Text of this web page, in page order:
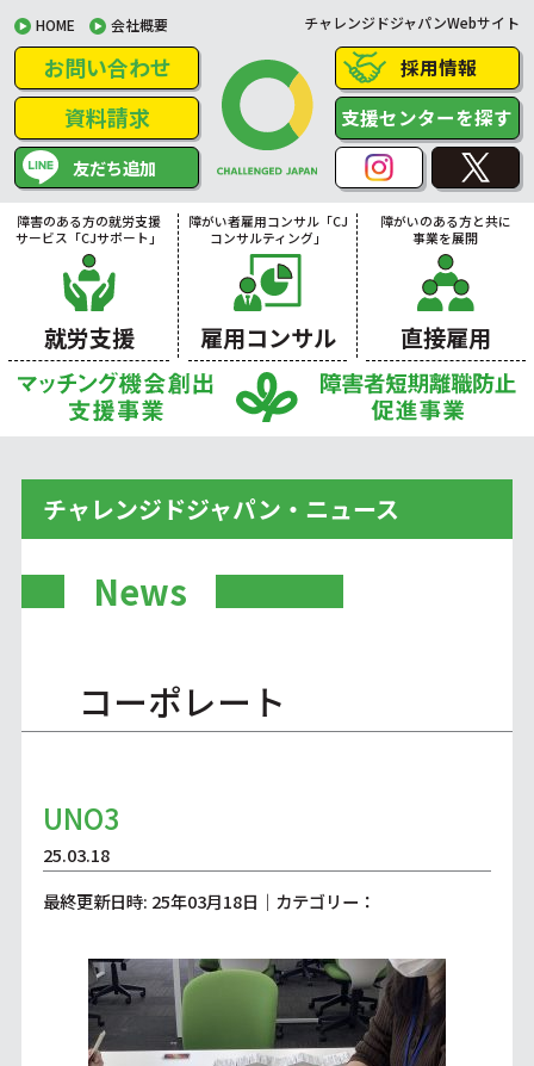
HOME 会社概要 チャレンジドジャパンWebサイト
お問い合わせ
資料請求
友だち追加
採用情報
支援センターを探す
障害のある方の就労支援
サービス「CJサポート」
就労支援
障がい者雇用コンサル「CJ
コンサルティング」
雇用コンサル
障がいのある方と共に
事業を展開
直接雇用
チャレンジドジャパン・ニュース
News
コーポレート
UNO3
25.03.18
最終更新日時: 25年03月18日｜カテゴリー：